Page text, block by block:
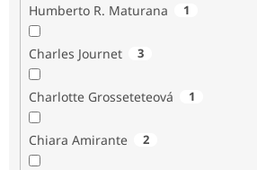
Humberto R. Maturana 1
Charles Journet 3
Charlotte Grosseteteová 1
Chiara Amirante 2